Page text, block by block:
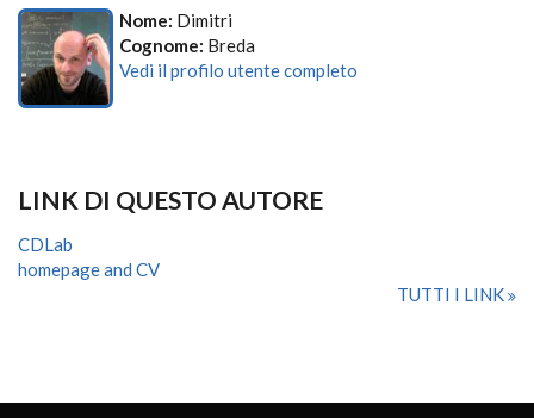
Nome: Dimitri
Cognome: Breda
Vedi il profilo utente completo
LINK DI QUESTO AUTORE
CDLab
homepage and CV
TUTTI I LINK